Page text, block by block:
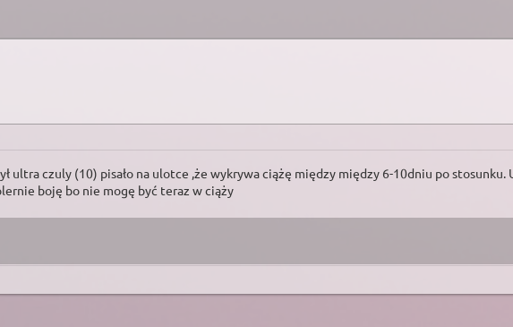
ultra czuly (10) pisało na ulotce ,że wykrywa ciążę między między 6-10dniu po stosunku.
boję bo nie mogę być teraz w ciąży